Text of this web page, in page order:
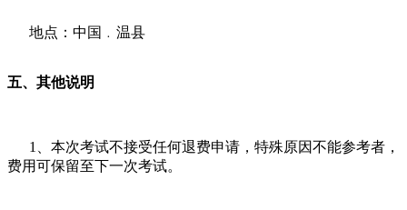
地点：中国﹒温县
五、其他说明
1、本次考试不接受任何退费申请，特殊原因不能参考者，
费用可保留至下一次考试。